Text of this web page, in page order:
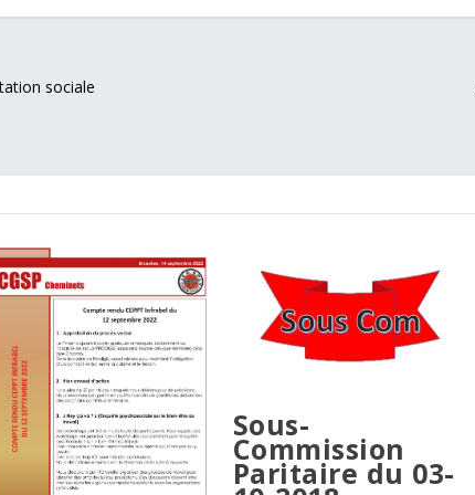
sociale
Sous-
Commission
Paritaire du 03-